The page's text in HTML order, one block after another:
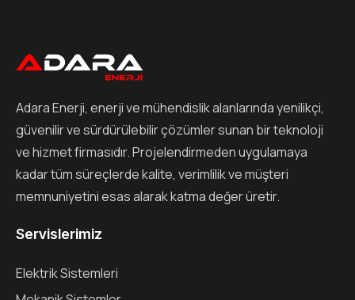
Adara Enerji, enerji ve mühendislik alanlarında yenilikçi,
güvenilir ve sürdürülebilir çözümler sunan bir teknoloji
ve hizmet firmasıdır. Projelendirmeden uygulamaya
kadar tüm süreçlerde kalite, verimlilik ve müşteri
memnuniyetini esas alarak katma değer üretir.
Servislerimiz
Elektrik Sistemleri